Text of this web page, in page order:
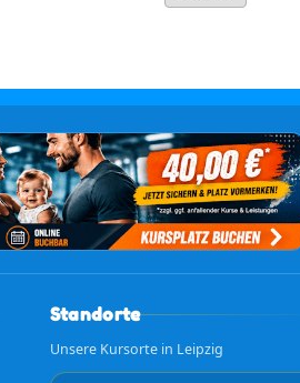
Standorte
Unsere Kursorte in Leipzig